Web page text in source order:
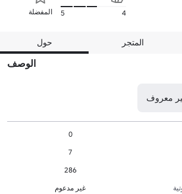
المفضلة 5 4
حول المتجر
الوصف
معروف
0
7
286
غير مدعوم